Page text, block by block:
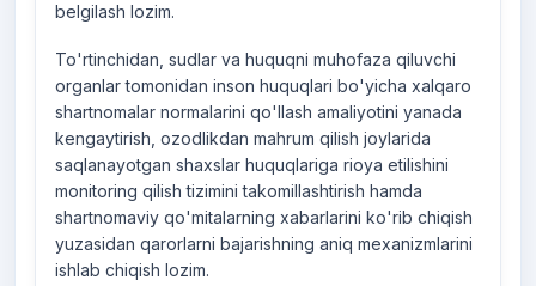
belgilash lozim.
To'rtinchidan, sudlar va huquqni muhofaza qiluvchi
organlar tomonidan inson huquqlari bo'yicha xalqaro
shartnomalar normalarini qo'llash amaliyotini yanada
kengaytirish, ozodlikdan mahrum qilish joylarida
saqlanayotgan shaxslar huquqlariga rioya etilishini
monitoring qilish tizimini takomillashtirish hamda
shartnomaviy qo'mitalarning xabarlarini ko'rib chiqish
yuzasidan qarorlarni bajarishning aniq mexanizmlarini
ishlab chiqish lozim.